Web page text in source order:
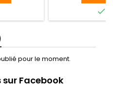

pour le moment.
Facebook